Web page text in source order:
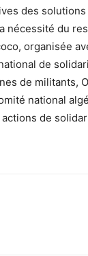
des
nécessité du
organisée
de
de militants,
national
de